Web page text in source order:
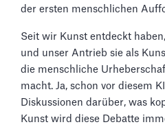
der ersten menschlichen
Seit wir Kunst entdeckt
und unser Antrieb sie als
die menschliche
macht. Ja, schon vor diesem
Diskussionen darüber, was
Kunst wird diese Debatte